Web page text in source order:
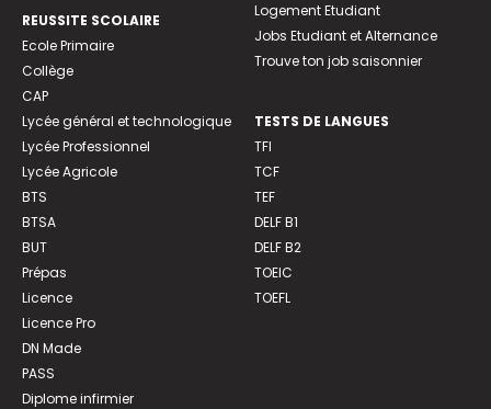
REUSSITE SCOLAIRE
Ecole Primaire
Collège
CAP
Lycée général et technologique
Lycée Professionnel
Lycée Agricole
BTS
BTSA
BUT
Prépas
Licence
Licence Pro
DN Made
PASS
Diplome infirmier
Logement Etudiant
Jobs Etudiant et Alternance
Trouve ton job saisonnier
TESTS DE LANGUES
TFI
TCF
TEF
DELF B1
DELF B2
TOEIC
TOEFL